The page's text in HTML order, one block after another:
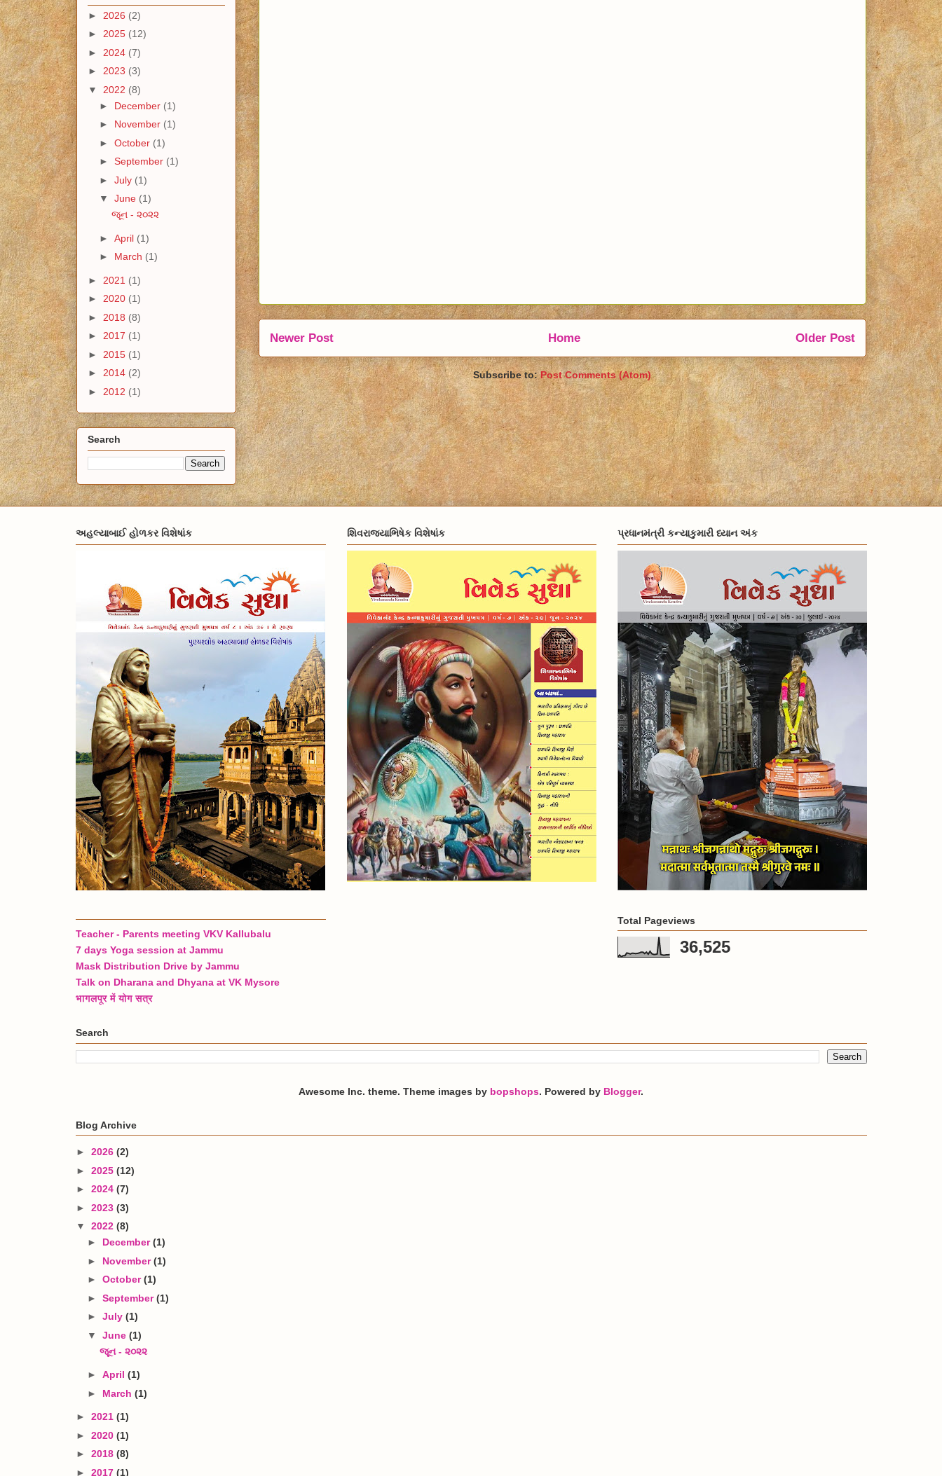
Newer Post Older Post
Home
Subscribe to:Post Comments (Atom)
► 2026 (2)
► 2025 (12)
► 2024 (7)
► 2023 (3)
▼ 2022 (8)
► December (1)
► November (1)
►October (1)
►September (1)
►July (1)
▼June (1)
જૂન - ૨૦૨૨
►April (1)
► March (1)
► 2021 (1)
► 2020 (1)
► 2018 (8)
► 2017 (1)
► 2015 (1)
► 2014 (2)
► 2012 (1)
Search
અહલ્યાબાઈ હોળકર વિશેષાંક
Teacher - Parents meeting VKV Kallubalu
7 days Yoga session at Jammu
Mask Distribution Drive by Jammu
Talk on Dharana and Dhyana at VK Mysore
भागलपूर में योग सत्र
શિવરાજ્યાભિષેક વિશેષાંક પ્રધાનમંત્રી કન્યાકુમારી ધ્યાન અંક
Total Pageviews
36,525
Search
Awesome Inc. theme. Theme images by bopshops. Powered by Blogger.
Blog Archive
► 2026 (2)
► 2025 (12)
► 2024 (7)
► 2023 (3)
▼ 2022 (8)
► December(1)
► November(1)
►October(1)
►September(1)
►July(1)
▼June(1)
જૂન - ૨૦૨૨
►April(1)
► March(1)
► 2021 (1)
► 2020 (1)
► 2018 (8)
► 2017 (1)